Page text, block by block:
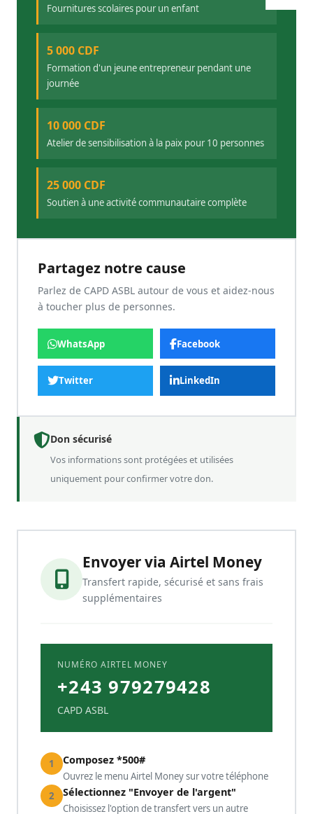
Envoyer via Airtel Money
Transfert rapide, sécurisé et sans frais
supplémentaires
NUMÉRO AIRTEL MONEY
+243 979279428
CAPD ASBL
1 Composez *500#
Ouvrez le menu Airtel Money sur votre téléphone
2
Sélectionnez "Envoyer de l'argent"
Choisissez l'option de transfert vers un autre
Fournitures scolaires pour un enfant
5 000 CDF
Formation d'un jeune entrepreneur pendant une
journée
10 000 CDF
Atelier de sensibilisation à la paix pour 10 personnes
25 000 CDF
Soutien à une activité communautaire complète
Partagez notre cause
Parlez de CAPD ASBL autour de vous et aidez-nous
à toucher plus de personnes.
WhatsApp Facebook
Twitter LinkedIn
Don sécurisé
Vos informations sont protégées et utilisées
uniquement pour confirmer votre don.